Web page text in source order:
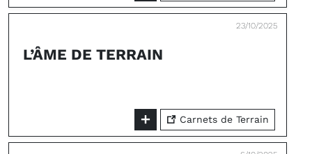
23/10/2025
L’ÂME DE TERRAIN
Carnets de Terrain